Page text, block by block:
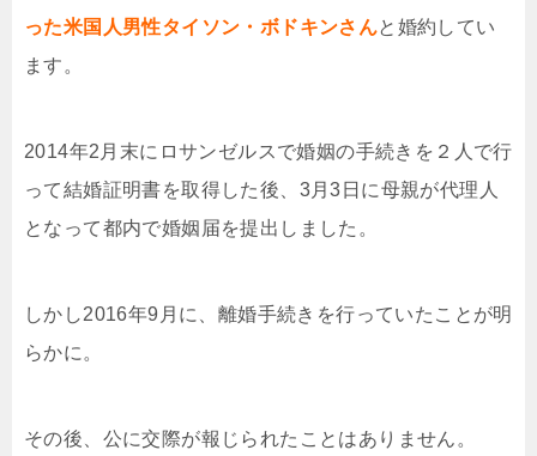
った米国人男性タイソン・ボドキンさんと婚約してい
ます。
2014年2月末にロサンゼルスで婚姻の手続きを２人で行
って結婚証明書を取得した後、3月3日に母親が代理人
となって都内で婚姻届を提出しました。
しかし2016年9月に、離婚手続きを行っていたことが明
らかに。
その後、公に交際が報じられたことはありません。